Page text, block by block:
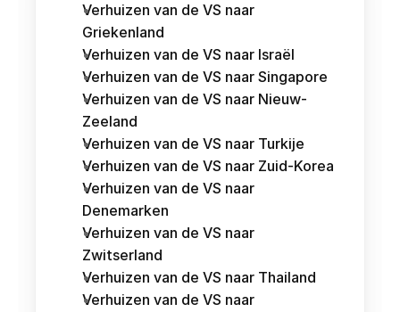
Verhuizen van de VS naar
Griekenland
Verhuizen van de VS naar Israël
Verhuizen van de VS naar Singapore
Verhuizen van de VS naar Nieuw-
Zeeland
Verhuizen van de VS naar Turkije
Verhuizen van de VS naar Zuid-Korea
Verhuizen van de VS naar
Denemarken
Verhuizen van de VS naar
Zwitserland
Verhuizen van de VS naar Thailand
Verhuizen van de VS naar